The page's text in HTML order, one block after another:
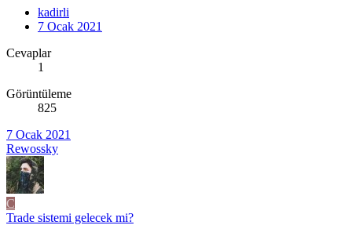
kadirli
7 Ocak 2021
Cevaplar
1
Görüntüleme
825
7 Ocak 2021
Rewossky
C
Trade sistemi gelecek mi?